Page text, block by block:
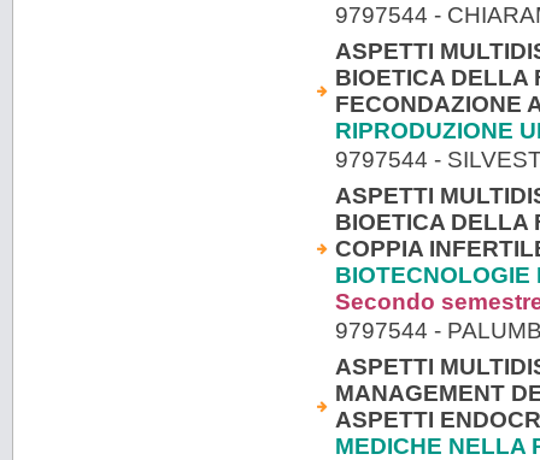
9797544 -
ASPETTI
BIOETICA DELLA
FECONDAZIONE
RIPRODUZIONE
9797544 -
ASPETTI
BIOETICA DELLA
COPPIA
BIOTECNOLOGIE
Secondo
9797544 -
ASPETTI
MANAGEMENT
ASPETTI
MEDICHE NELLA